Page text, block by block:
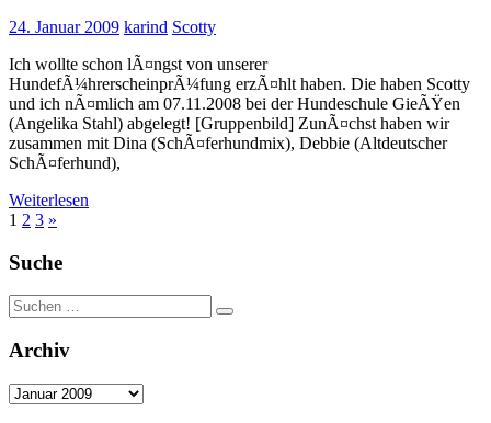
24. Januar 2009 karind Scotty
Ich wollte schon lÃ¤ngst von unserer
HundefÃ¼hrerscheinprÃ¼fung erzÃ¤hlt haben. Die haben Scotty
und ich nÃ¤mlich am 07.11.2008 bei der Hundeschule GieÃŸen
(Angelika Stahl) abgelegt! [Gruppenbild] ZunÃ¤chst haben wir
zusammen mit Dina (SchÃ¤ferhundmix), Debbie (Altdeutscher
SchÃ¤ferhund),
Weiterlesen
Seitennummerierung
der
1 2 3 Nächste
»
Suche
Suchen
nach:
Suchen
Archiv
Archiv